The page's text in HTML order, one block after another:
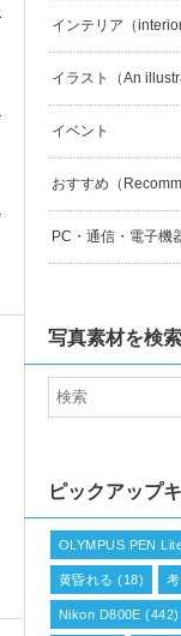
インテリア（interior
イラスト（An
イベント
おすすめ（
PC・通信・電子機
写真素材を検索
ピックアップ
OLYMPUS PEN
黄昏れる (18)
Nikon D800E (442)